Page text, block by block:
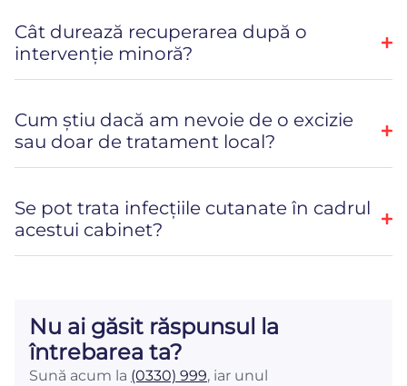
Cât durează recuperarea după o
intervenție minoră?
Cum știu dacă am nevoie de o excizie
sau doar de tratament local?
Se pot trata infecțiile cutanate în cadrul
acestui cabinet?
Nu ai găsit răspunsul la
întrebarea ta?
Sună acum la (0330) 999, iar unul